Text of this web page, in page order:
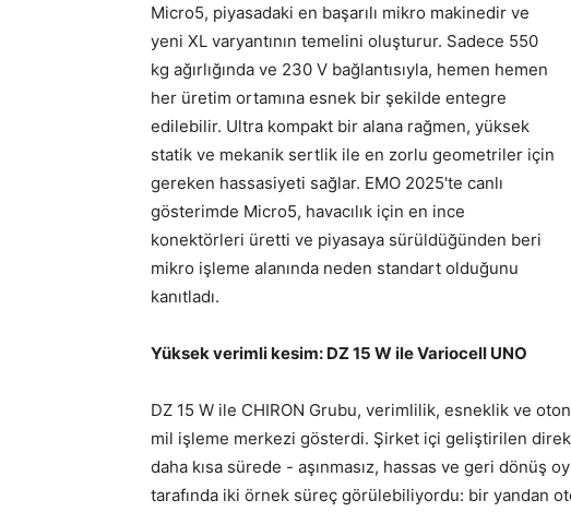
Micro5, piyasadaki en başarılı mikro makinedir ve
yeni XL varyantının temelini oluşturur. Sadece 550
kg ağırlığında ve 230 V bağlantısıyla, hemen hemen
her üretim ortamına esnek bir şekilde entegre
edilebilir. Ultra kompakt bir alana rağmen, yüksek
statik ve mekanik sertlik ile en zorlu geometriler için
gereken hassasiyeti sağlar. EMO 2025'te canlı
gösterimde Micro5, havacılık için en ince
konektörleri üretti ve piyasaya sürüldüğünden beri
mikro işleme alanında neden standart olduğunu
kanıtladı.
Yüksek verimli kesim: DZ 15 W ile Variocell UNO
DZ 15 W ile CHIRON Grubu, verimlilik, esneklik ve
mil işleme merkezi gösterdi. Şirket içi geliştirilen
daha kısa sürede - aşınmasız, hassas ve geri dönüş
tarafında iki örnek süreç görülebiliyordu: bir yandan